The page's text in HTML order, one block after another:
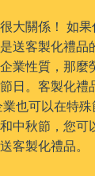
大關係！ 如
送客製化禮品
業性質，那麼
日。客製化禮
也可以在特殊
中秋節，您可
客製化禮品。